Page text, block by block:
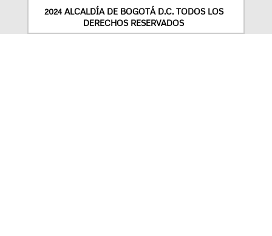
2024 ALCALDÍA DE BOGOTÁ D.C. TODOS LOS
DERECHOS RESERVADOS